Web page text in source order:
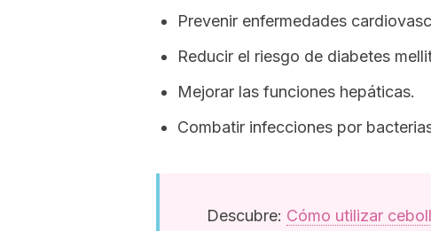
Prevenir enfermedades
Reducir el riesgo de diabetes
Mejorar las funciones hepáticas.
Combatir infecciones por
Descubre: Cómo utilizar